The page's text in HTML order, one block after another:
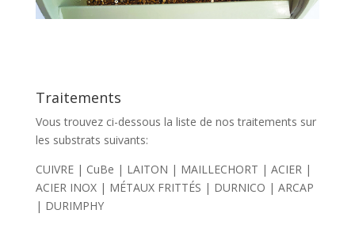
Traitements
Vous trouvez ci-dessous la liste de nos traitements sur
les substrats suivants:
CUIVRE | CuBe | LAITON | MAILLECHORT | ACIER |
ACIER INOX | MÉTAUX FRITTÉS | DURNICO | ARCAP
| DURIMPHY